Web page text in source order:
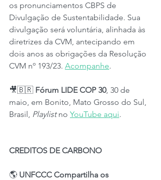
os pronunciamentos CBPS de
Divulgação de Sustentabilidade. Sua
divulgação será voluntária, alinhada às
diretrizes da CVM, antecipando em
dois anos as obrigações da Resolução
CVM nº 193/23. Acompanhe.
🎥🇧🇷 Fórum LIDE COP 30, 30 de
maio, em Bonito, Mato Grosso do Sul,
Brasil, Playlist no YouTube aqui.
CREDITOS DE CARBONO
🌎 UNFCCC Compartilha os